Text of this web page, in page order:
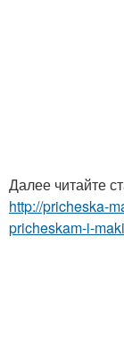
Далее читайте
http://pricheska-
pricheskam-i-